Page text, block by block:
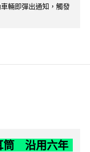
輛即彈出通知，觸發
筒 沿用六年